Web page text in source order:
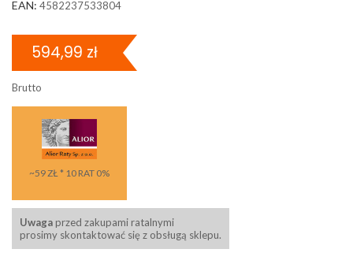
EAN: 4582237533804
594,99 zł
Brutto
~59 ZŁ * 10 RAT 0%
Uwaga przed zakupami ratalnymi
prosimy skontaktować się z obsługą sklepu.